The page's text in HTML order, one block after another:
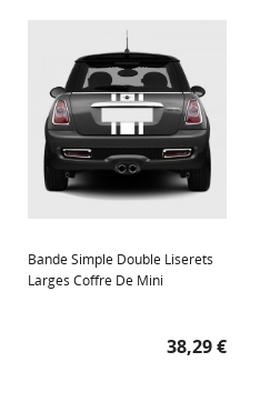
Bande Simple Double Liserets
Larges Coffre De Mini
Prix
38,29 €